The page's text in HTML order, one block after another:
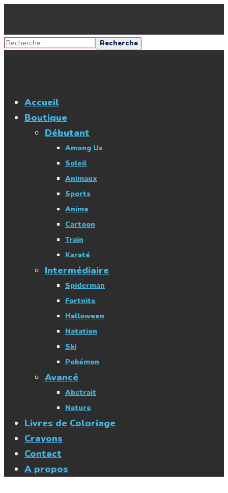
Accueil
Boutique
Débutant
Among Us
Soleil
Animaux
Sports
Anime
Cartoon
Train
Karaté
Intermédiaire
Spiderman
Fortnite
Halloween
Natation
Ski
Pokémon
Avancé
Abstrait
Nature
Livres de Coloriage
Crayons
Contact
A propos